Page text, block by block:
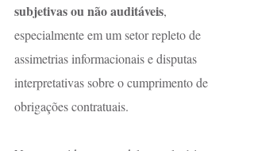
subjetivas ou não auditáveis,
especialmente em um setor repleto de
assimetrias informacionais e disputas
interpretativas sobre o cumprimento de
obrigações contratuais.